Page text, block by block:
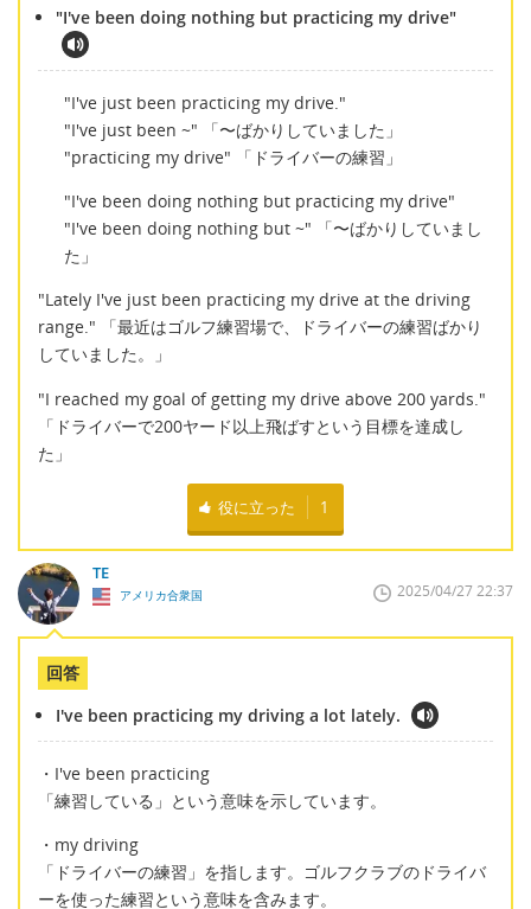
"I've been doing nothing but practicing my drive"
"I've just been practicing my drive."
"I've just been ~" 「〜ばかりしていました」
"practicing my drive" 「ドライバーの練習」
"I've been doing nothing but practicing my drive"
"I've been doing nothing but ~" 「〜ばかりしていまし
た」
"Lately I've just been practicing my drive at the driving
range." 「最近はゴルフ練習場で、ドライバーの練習ばかり
していました。」
"I reached my goal of getting my drive above 200 yards."
「ドライバーで200ヤード以上飛ばすという目標を達成し
た」
役に立った 1
TE
アメリカ合衆国 2025/04/27 22:37
回答
I've been practicing my driving a lot lately.
・I've been practicing
「練習している」という意味を示しています。
・my driving
「ドライバーの練習」を指します。ゴルフクラブのドライバ
ーを使った練習という意味を含みます。